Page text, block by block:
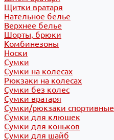
Щитки вратаря
Нательное белье
Верхнее белье
Шорты, брюки
Комбинезоны
Носки
Сумки
Сумки на колесах
Рюкзаки на колесах
Сумки без колес
Сумки вратаря
Сумки/рюкзаки спортивные
Сумки для клюшек
Сумки для коньков
Сумки для шайб